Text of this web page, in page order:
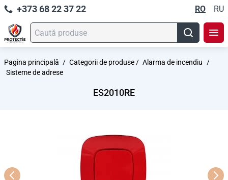
+373 68 22 37 22 RO RU
Pagina principală / Categorii de produse / Alarma de incendiu
/
Sisteme de adrese
ES2010RE